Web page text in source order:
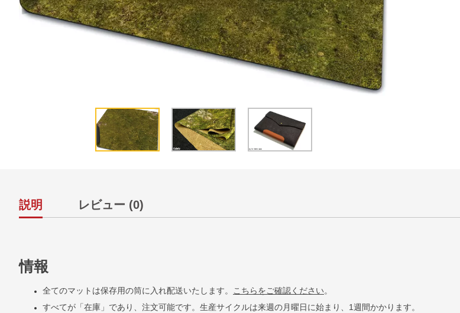
説明 レビュー (0)
情報
全てのマットは保存用の筒に入れ配送いたします。 こちらをご確認ください。
すべてが「在庫」であり、注文可能です。生産サイクルは来週の月曜日に始まり、1週間かかります。